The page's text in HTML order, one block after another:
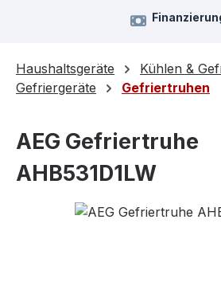
Haushaltsgeräte
Kühlen &
Gefriergeräte
Gefriertruhen
AEG Gefriertruhe
AHB531D1LW
Bildergalerie überspringen